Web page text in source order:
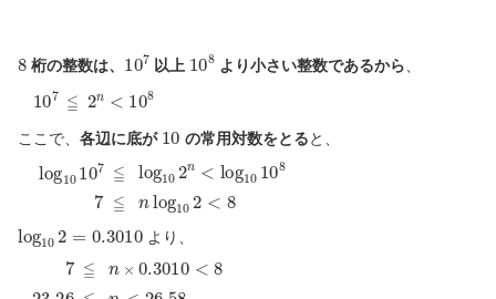
8 桁の整数は、 107 以上 10 8より小さい整数であるから
107 ≦ 2n 10 8
ここで、 各辺に底が 10 の常用対数をとると、
log10107 ≦ log102n <log10108
log 102 0.3010 より、
n ×0.3010<8 23.26